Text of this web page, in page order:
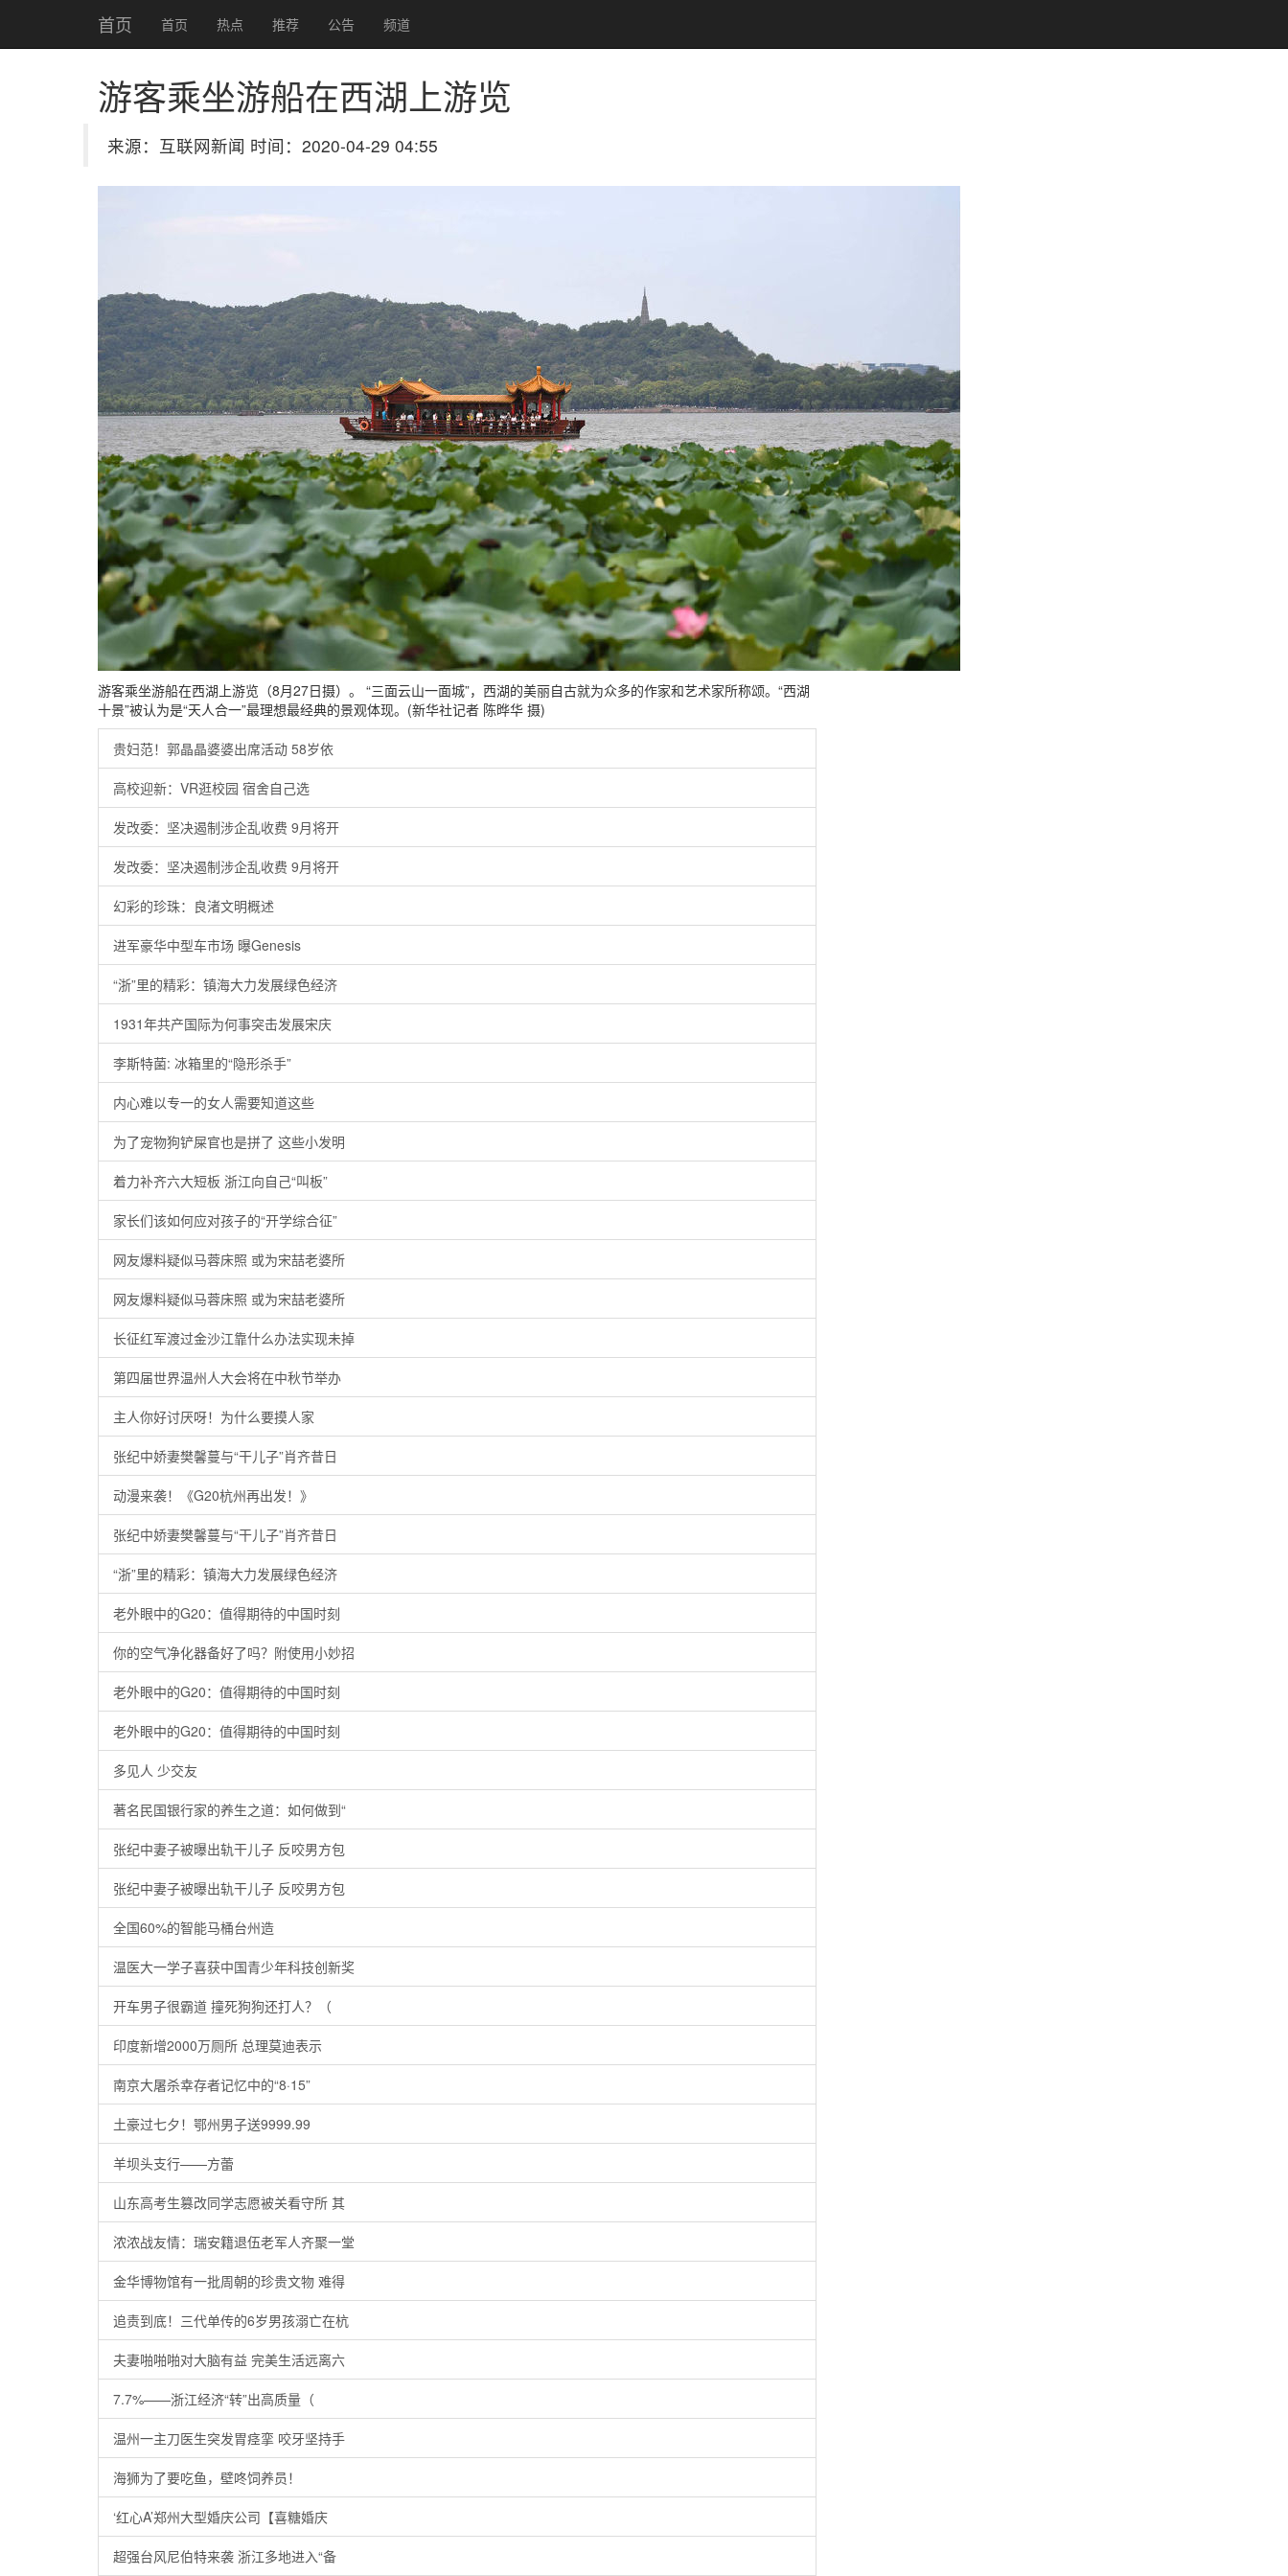
首页 首页 热点 推荐 公告 频道
游客乘坐游船在西湖上游览
来源：互联网新闻 时间：2020-04-29 04:55
游客乘坐游船在西湖上游览（8月27日摄）。 “三面云山一面城”，西湖的美丽自古就为众多的作家和艺术家所称颂。“西湖
十景”被认为是“天人合一”最理想最经典的景观体现。(新华社记者 陈晔华 摄)
贵妇范！郭晶晶婆婆出席活动 58岁依
高校迎新：VR逛校园 宿舍自己选
发改委：坚决遏制涉企乱收费 9月将开
发改委：坚决遏制涉企乱收费 9月将开
幻彩的珍珠：良渚文明概述
进军豪华中型车市场 曝Genesis
“浙”里的精彩：镇海大力发展绿色经济
1931年共产国际为何事突击发展宋庆
李斯特菌: 冰箱里的“隐形杀手”
内心难以专一的女人需要知道这些
为了宠物狗铲屎官也是拼了 这些小发明
着力补齐六大短板 浙江向自己“叫板”
家长们该如何应对孩子的“开学综合征”
网友爆料疑似马蓉床照 或为宋喆老婆所
网友爆料疑似马蓉床照 或为宋喆老婆所
长征红军渡过金沙江靠什么办法实现未掉
第四届世界温州人大会将在中秋节举办
主人你好讨厌呀！为什么要摸人家
张纪中娇妻樊馨蔓与“干儿子”肖齐昔日
动漫来袭！《G20杭州再出发！》
张纪中娇妻樊馨蔓与“干儿子”肖齐昔日
“浙”里的精彩：镇海大力发展绿色经济
老外眼中的G20：值得期待的中国时刻
你的空气净化器备好了吗？附使用小妙招
老外眼中的G20：值得期待的中国时刻
老外眼中的G20：值得期待的中国时刻
多见人 少交友
著名民国银行家的养生之道：如何做到“
张纪中妻子被曝出轨干儿子 反咬男方包
张纪中妻子被曝出轨干儿子 反咬男方包
全国60%的智能马桶台州造
温医大一学子喜获中国青少年科技创新奖
开车男子很霸道 撞死狗狗还打人？（
印度新增2000万厕所 总理莫迪表示
南京大屠杀幸存者记忆中的“8·15”
土豪过七夕！鄂州男子送9999.99
羊坝头支行——方蕾
山东高考生篡改同学志愿被关看守所 其
浓浓战友情：瑞安籍退伍老军人齐聚一堂
金华博物馆有一批周朝的珍贵文物 难得
追责到底！三代单传的6岁男孩溺亡在杭
夫妻啪啪啪对大脑有益 完美生活远离六
7.7%——浙江经济“转”出高质量（
温州一主刀医生突发胃痉挛 咬牙坚持手
海狮为了要吃鱼，壁咚饲养员！
‘红心A’郑州大型婚庆公司【喜糖婚庆
超强台风尼伯特来袭 浙江多地进入“备